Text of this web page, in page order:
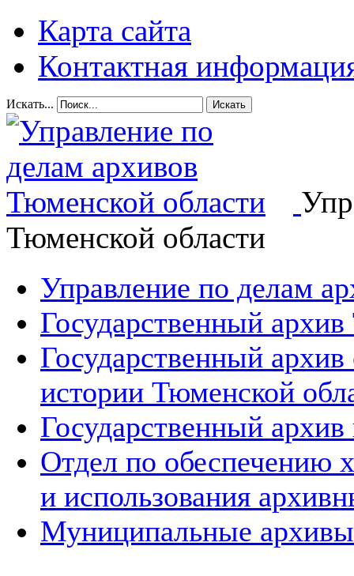
Карта сайта
Контактная
Искать... Искать
Тюменской области
Управление по делам
Государственный
Государственный
истории Тюменской
Государственный архив
Отдел по обеспечению
и использования
Муниципальные архивы